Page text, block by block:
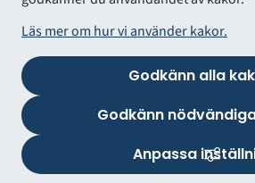
Läs mer om hur vi använder kakor.
Godkänn alla
Godkänn
Anpassa
VÅRDGIVARWEBB